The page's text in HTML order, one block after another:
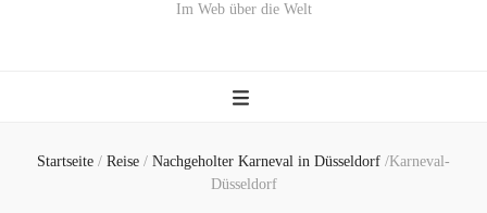
Im Web über die Welt
Startseite / Reise / Nachgeholter Karneval in Düsseldorf /Karneval-
Düsseldorf